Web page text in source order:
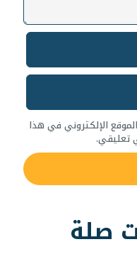
الإلكتروني في هذا
تعليقي.
صلة